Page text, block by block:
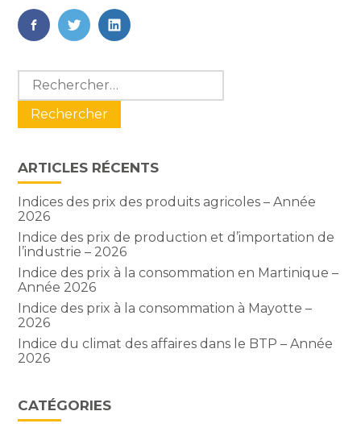
FaceBook
TwitterLinkedIn
Blog
sidebar
Rechercher :
ARTICLES RÉCENTS
Indices des prix des produits agricoles – Année
2026
Indice des prix de production et d’importation de
l’industrie – 2026
Indice des prix à la consommation en Martinique –
Année 2026
Indice des prix à la consommation à Mayotte –
2026
Indice du climat des affaires dans le BTP – Année
2026
CATÉGORIES